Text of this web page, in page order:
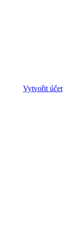
Vytvořit účet